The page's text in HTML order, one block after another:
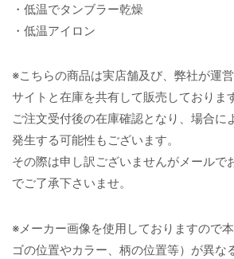
・低温でタンブラー乾燥
・低温アイロン
※こちらの商品は実店舗及び、弊社が運
サイトと在庫を共有して販売しておりま
ご注文受付後の在庫確認となり、場合に
発生する可能性もございます。
その際は申し訳ございませんがメールで
でご了承下さいませ。
※メーカー画像を使用しておりますので
ゴの位置やカラー、柄の位置等）が異な